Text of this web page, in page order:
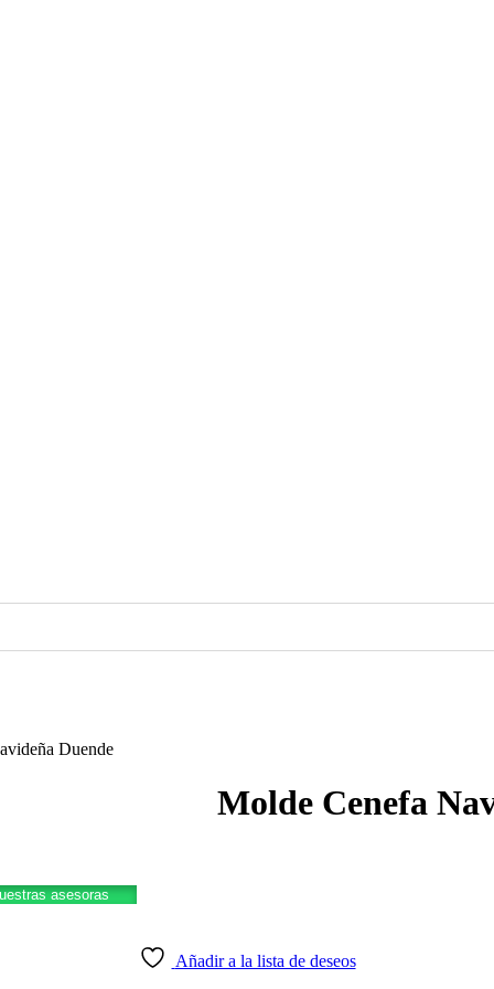
Duende
Molde Cenefa
asesoras
Añadir a la lista de deseos